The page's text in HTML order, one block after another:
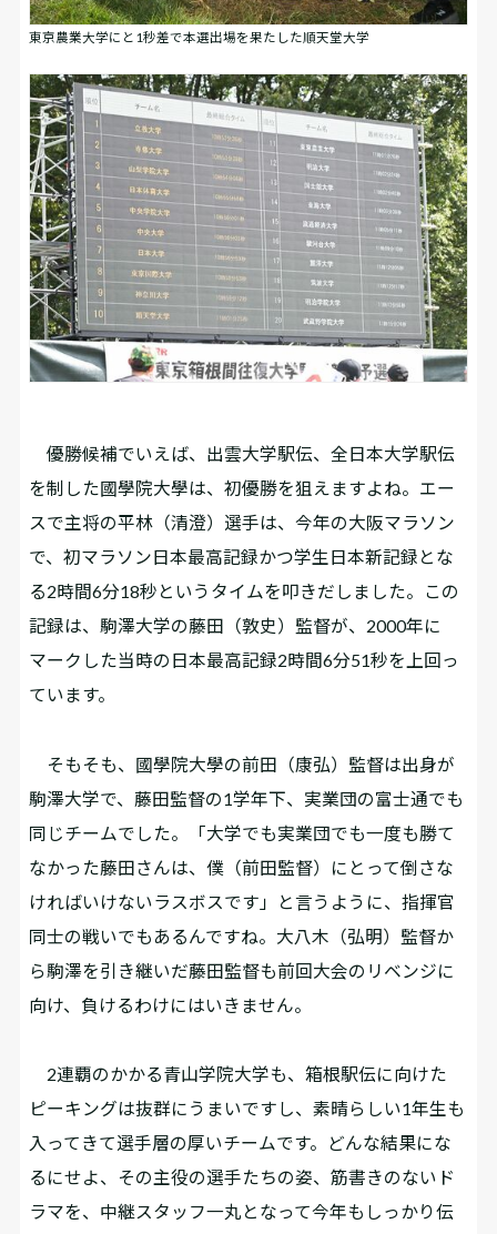
東京農業大学にと1秒差で本選出場を果たした順天堂大学
優勝候補でいえば、出雲大学駅伝、全日本大学駅伝
を制した國學院大學は、初優勝を狙えますよね。エー
スで主将の平林（清澄）選手は、今年の大阪マラソン
で、初マラソン日本最高記録かつ学生日本新記録とな
る2時間6分18秒というタイムを叩きだしました。この
記録は、駒澤大学の藤田（敦史）監督が、2000年に
マークした当時の日本最高記録2時間6分51秒を上回っ
ています。
そもそも、國學院大學の前田（康弘）監督は出身が
駒澤大学で、藤田監督の1学年下、実業団の富士通でも
同じチームでした。「大学でも実業団でも一度も勝て
なかった藤田さんは、僕（前田監督）にとって倒さな
ければいけないラスボスです」と言うように、指揮官
同士の戦いでもあるんですね。大八木（弘明）監督か
ら駒澤を引き継いだ藤田監督も前回大会のリベンジに
向け、負けるわけにはいきません。
2連覇のかかる青山学院大学も、箱根駅伝に向けた
ピーキングは抜群にうまいですし、素晴らしい1年生も
入ってきて選手層の厚いチームです。どんな結果にな
るにせよ、その主役の選手たちの姿、筋書きのないド
ラマを、中継スタッフ一丸となって今年もしっかり伝